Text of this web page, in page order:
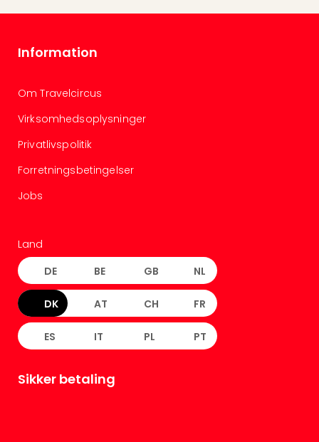
Information
Om Travelcircus
Virksomhedsoplysninger
Privatlivspolitik
Forretningsbetingelser
Jobs
Land
DE BE GB NL
DK AT CH FR
ES IT PL PT
Sikker betaling